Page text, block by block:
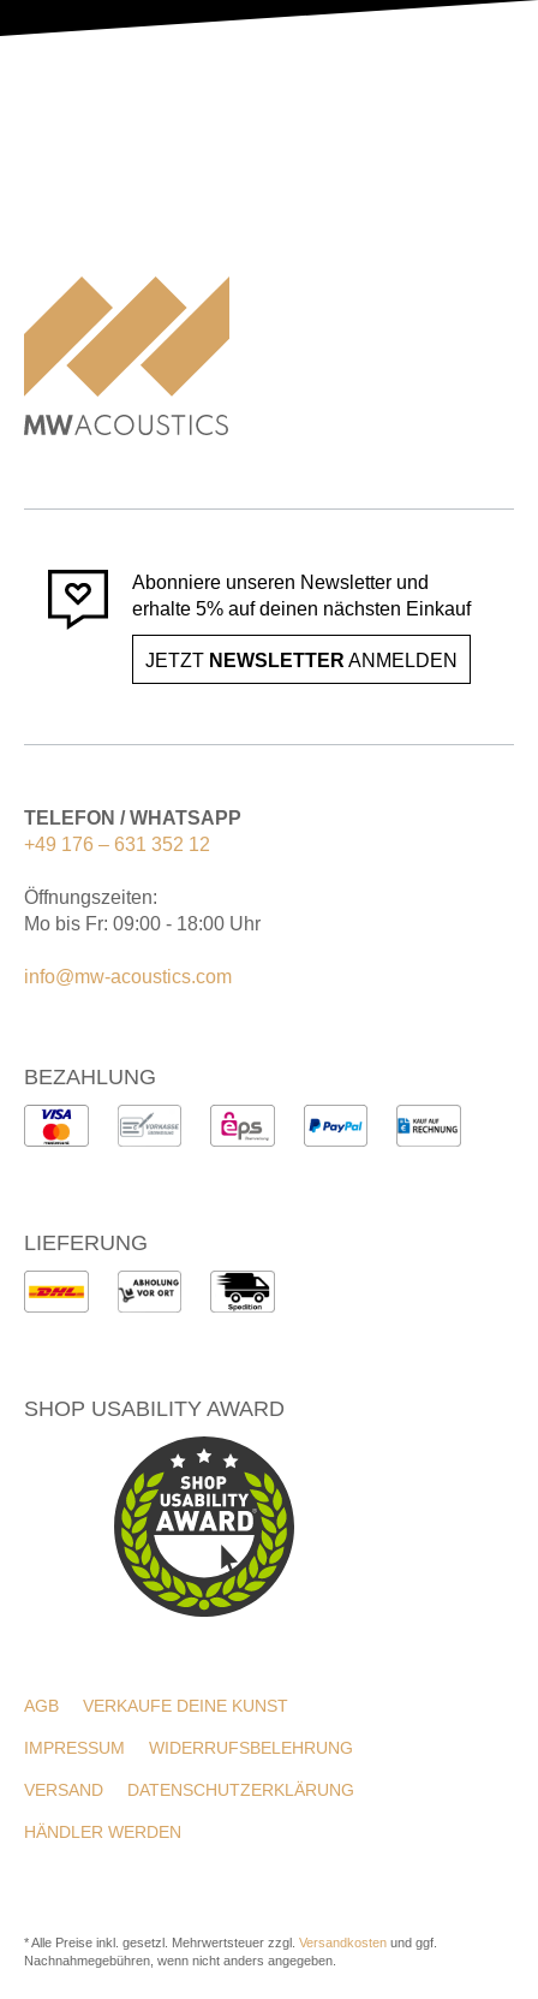
Abonniere unseren Newsletter und
erhalte 5% auf deinen nächsten Einkauf
JETZT NEWSLETTER ANMELDEN
TELEFON / WHATSAPP
+49 176 – 631 352 12
Öffnungszeiten:
Mo bis Fr: 09:00 - 18:00 Uhr
info@mw-acoustics.com
BEZAHLUNG
LIEFERUNG
SHOP USABILITY AWARD
AGB VERKAUFE DEINE KUNST
IMPRESSUM WIDERRUFSBELEHRUNG
VERSAND DATENSCHUTZERKLÄRUNG
HÄNDLER WERDEN
* Alle Preise inkl. gesetzl. Mehrwertsteuer zzgl. Versandkosten und ggf.
Nachnahmegebühren, wenn nicht anders angegeben.